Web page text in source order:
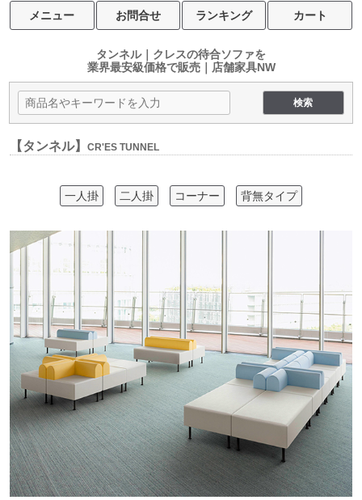
メニュー お問合せ ランキング カート
タンネル｜クレスの待合ソファを
業界最安級価格で販売｜店舗家具NW
【タンネル】CR'ES TUNNEL
一人掛 二人掛 コーナー 背無タイプ